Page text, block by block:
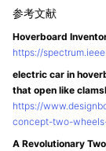
Hoverboard
https://
electric car in
that open like
https://
concept-two-
A Revolutionary